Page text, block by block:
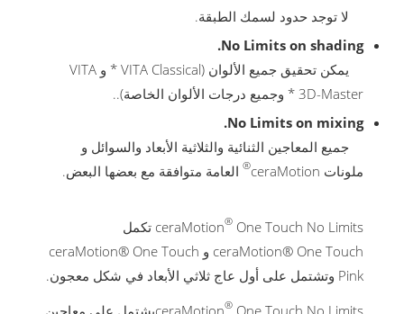
لا توجد حدود لسمك الطبقة.
No Limits on shading.
يمكن تحقيق جميع الألوان (VITA Classical * و VITA
3D-Master * وجميع درجات الألوان الخاصة)..
No Limits on mixing.
جميع المعاجين الثنائية والثلاثية الأبعاد والسوائل و
ملونات ceraMotion
® العامة متوافقة مع بعضها البعض.
ceraMotion®
One Touch No Limits تكمل
ceraMotion® One Touch و ceraMotion® One Touch
Pink وتشتمل على أول عاج ثلاثي الأبعاد في شكل معجون.
ceraMotion®
One Touch No Limitsيشتمل على معاجين